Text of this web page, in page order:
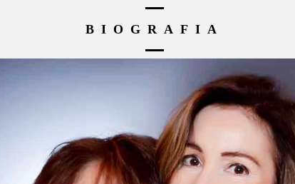
BIOGRAFIA